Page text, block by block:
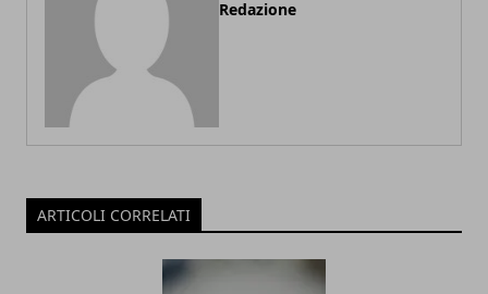
Redazione
ARTICOLI CORRELATI